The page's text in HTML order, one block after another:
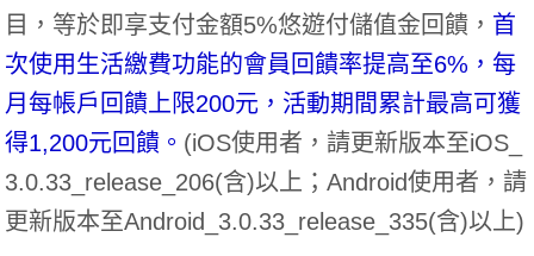
目，等於即享支付金額5%悠遊付儲值金回饋， 首
次使用生活繳費功能的會員回饋率提高至6%，每
月每帳戶回饋上限200元，活動期間累計最高可獲
得1,200元回饋。 (iOS使用者，請更新版本至iOS_
3.0.33_release_206(含)以上；Android使用者，請
更新版本至Android_3.0.33_release_335(含)以上)